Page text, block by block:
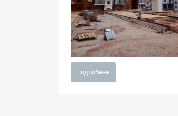
подробнее